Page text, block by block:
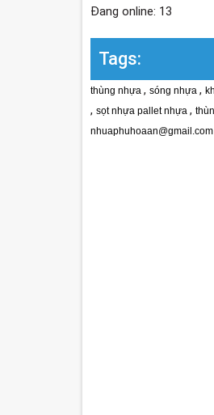
Đang online: 13
Tags:
thùng nhựa , sóng nhựa ,
, sọt nhựa pallet nhựa ,
nhuaphuhoaan@gmail.com